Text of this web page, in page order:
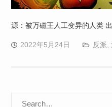
源：被万磁王人工变异的人类
2022年5月24日 反派